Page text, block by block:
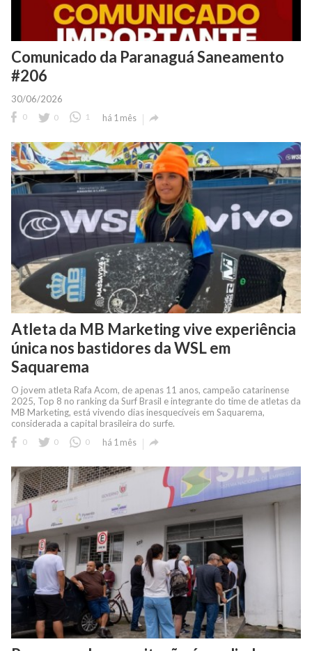
Comunicado da Paranaguá Saneamento
#206
30/06/2026
0 0 1 há 1 mês 
Atleta da MB Marketing vive experiência
única nos bastidores da WSL em
Saquarema
O jovem atleta Rafa Acom, de apenas 11 anos, campeão catarinense
2025, Top 8 no ranking da Surf Brasil e integrante do time de atletas da
MB Marketing, está vivendo dias inesquecíveis em Saquarema,
considerada a capital brasileira do surfe.
0 0 0 há 1 mês 